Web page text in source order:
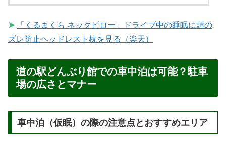
➤
「くるまくら ネックピロー」ドライブ中の睡眠に頭の
ズレ防止ヘッドレスト枕を見る（楽天）
道の駅どんぶり館での車中泊は可能？駐車
場の広さとマナー
車中泊（仮眠）の際の注意点とおすすめエリア